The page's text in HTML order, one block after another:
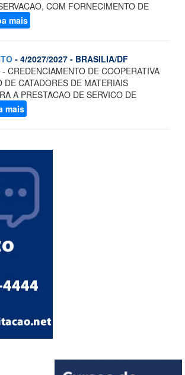
COM FORNECIMENTO DE
mais
- 4/2027/2027 - BRASILIA/DF
CREDENCIAMENTO DE COOPERATIVA
DE CATADORES DE MATERIAIS
A PRESTACAO DE SERVICO DE
mais